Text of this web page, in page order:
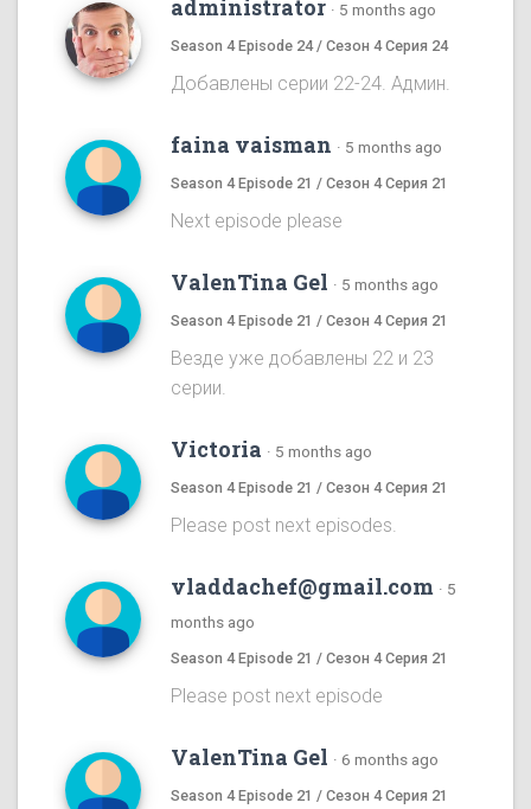
administrator · 5 months ago
Season 4 Episode 24 / Сезон 4 Серия 24
Добавлены серии 22-24. Админ.
faina vaisman · 5 months ago
Season 4 Episode 21 / Сезон 4 Серия 21
Next episode please
ValenTina Gel · 5 months ago
Season 4 Episode 21 / Сезон 4 Серия 21
Везде уже добавлены 22 и 23
серии.
Victoria · 5 months ago
Season 4 Episode 21 / Сезон 4 Серия 21
Please post next episodes.
vladdachef@gmail.com · 5
months ago
Season 4 Episode 21 / Сезон 4 Серия 21
Please post next episode
ValenTina Gel · 6 months ago
Season 4 Episode 21 / Сезон 4 Серия 21